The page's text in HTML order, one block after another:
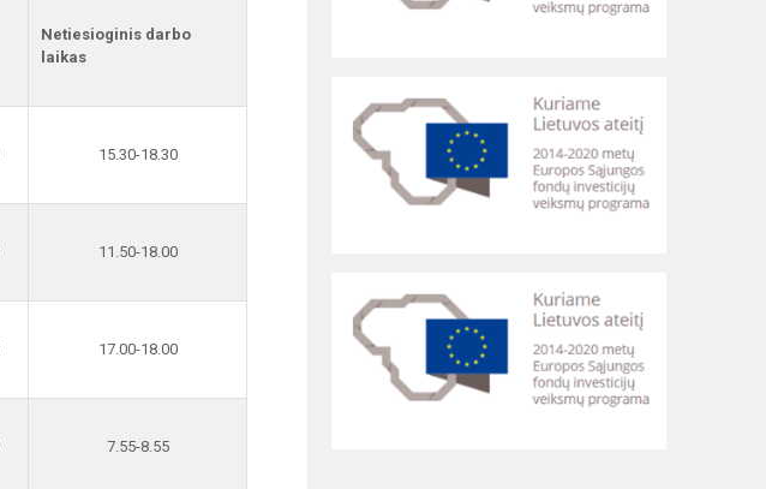
Netiesioginis darbo
laikas
15.30-18.30
11.50-18.00
17.00-18.00
7.55-8.55